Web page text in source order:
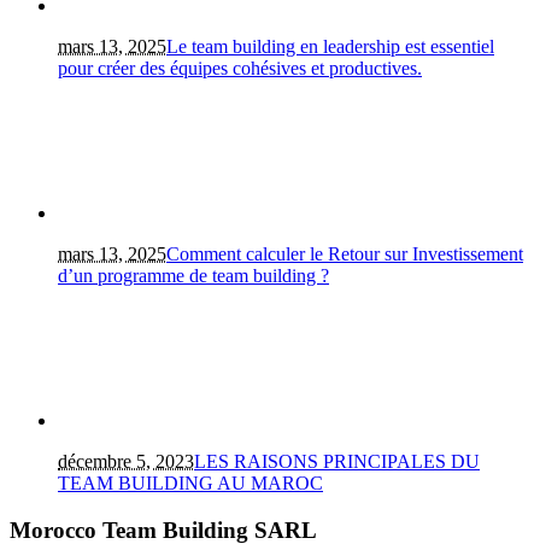
mars 13, 2025Le team building en leadership est essentiel
pour créer des équipes cohésives et productives.
mars 13, 2025Comment calculer le Retour sur Investissement
d’un programme de team building ?
décembre 5, 2023LES RAISONS PRINCIPALES DU
TEAM BUILDING AU MAROC
Morocco Team Building SARL